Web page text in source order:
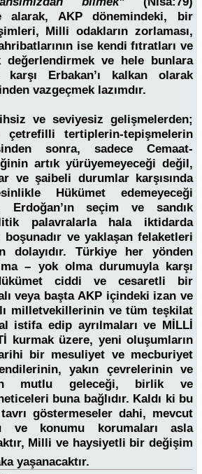
alarak, AKP dönemindeki, bir
Milli odakların zorlaması,
ise kendi fıtratları ve
değerlendirmek ve hele bunlara
Erbakan’ı kalkan olarak
vazgeçmek lazımdır.
ve seviyesiz gelişmelerden;
tertiplerin-tepişmelerin
sonra, sadece Cemaat-
artık yürüyemeyeceği değil,
ve şaibeli durumlar karşısında
Hükümet edemeyeceği
Erdoğan’ın seçim ve sandık
palavralarla hala iktidarda
boşunadır ve yaklaşan felaketleri
dolayıdır. Türkiye her yönden
– yok olma durumuyla karşı
ciddi ve cesaretli bir
veya başta AKP içindeki izan ve
milletvekillerinin ve tüm teşkilat
istifa edip ayrılmaları ve MİLLİ
kurmak üzere, yeni oluşumların
bir mesuliyet ve mecburiyet
yakın çevrelerinin ve
mutlu geleceği, birlik ve
buna bağlıdır. Kaldı ki bu
göstermeseler dahi, mevcut
ve konumu korumaları asla
Milli ve haysiyetli bir değişim
yaşanacaktır.